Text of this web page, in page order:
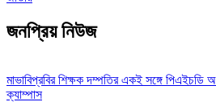
জনপ্রিয় নিউজ
মাভাবিপ্রবির শিক্ষক দম্পতির একই সঙ্গে পিএইচডি
ক্যাম্পাস